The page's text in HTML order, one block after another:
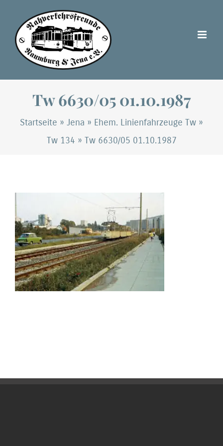
Inhalt
springen
Tw 6630/05 01.10.1987
Startseite » Jena » Ehem. Linienfahrzeuge Tw »
Tw 134 » Tw 6630/05 01.10.1987